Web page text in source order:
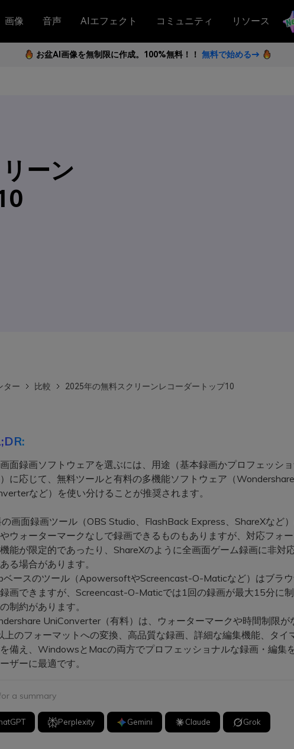
画像 音声 AIエフェクト コミュニティ リソース
お盆AI画像を無制限に作成。100%無料！！ 無料で始める→
ーン
ター 比較 2025年の無料スクリーンレコーダートップ10
面録画ソフトウェアを選ぶには、用途（基本録画かプロフェッシ
に応じて、無料ツールと有料の多機能ソフトウェア（Wondershare
など）を使い分けることが推奨されます。
画面録画ツール（OBS Studio、FlashBack Express、ShareXなど
ウォーターマークなしで録画できるものもありますが、対応フォー
能が限定的であったり、ShareXのように全画面ゲーム録画に非対
る場合があります。
ースのツール（ApowersoftやScreencast-O-Maticなど）はブラウ
画できますが、Screencast-O-Maticでは1回の録画が最大15分に
制約があります。
UniConverter（有料）は、ウォーターマークや時間制限が
上のフォーマットへの変換、高品質な録画、詳細な編集機能、タイ
備え、WindowsとMacの両方でプロフェッショナルな録画・編集
ザーに最適です。
a summary
Perplexity Gemini Claude Grok